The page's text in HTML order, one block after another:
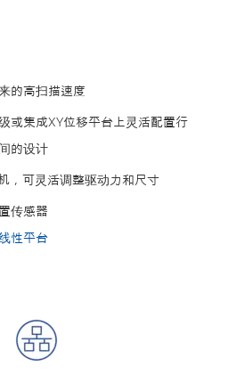
的高扫描速度
或集成XY位移平台上灵活配置行
的设计
，可灵活调整驱动力和尺寸
传感器
性平台